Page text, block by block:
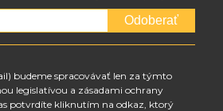
Odoberať
budeme spracovávať len za týmto
legislatívou a zásadami ochrany
potvrdíte kliknutím na odkaz, ktorý